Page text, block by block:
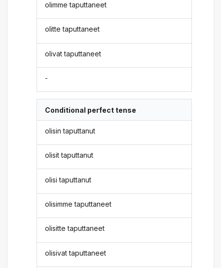
olimme taputtaneet
olitte taputtaneet
olivat taputtaneet
-
Conditional perfect tense
olisin taputtanut
olisit taputtanut
olisi taputtanut
olisimme taputtaneet
olisitte taputtaneet
olisivat taputtaneet